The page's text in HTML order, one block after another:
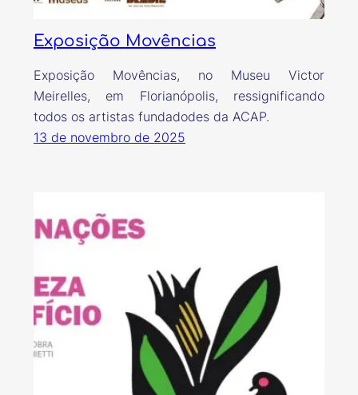
Exposição Movências
Exposição Movências, no Museu Victor
Meirelles, em Florianópolis, ressignificando
todos os artistas fundadodes da ACAP.
13 de novembro de 2025